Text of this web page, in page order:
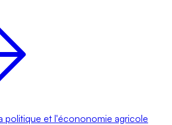
politique et l'écononomie agricole